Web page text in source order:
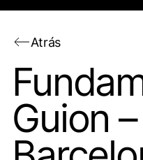
Atrás
Guion –